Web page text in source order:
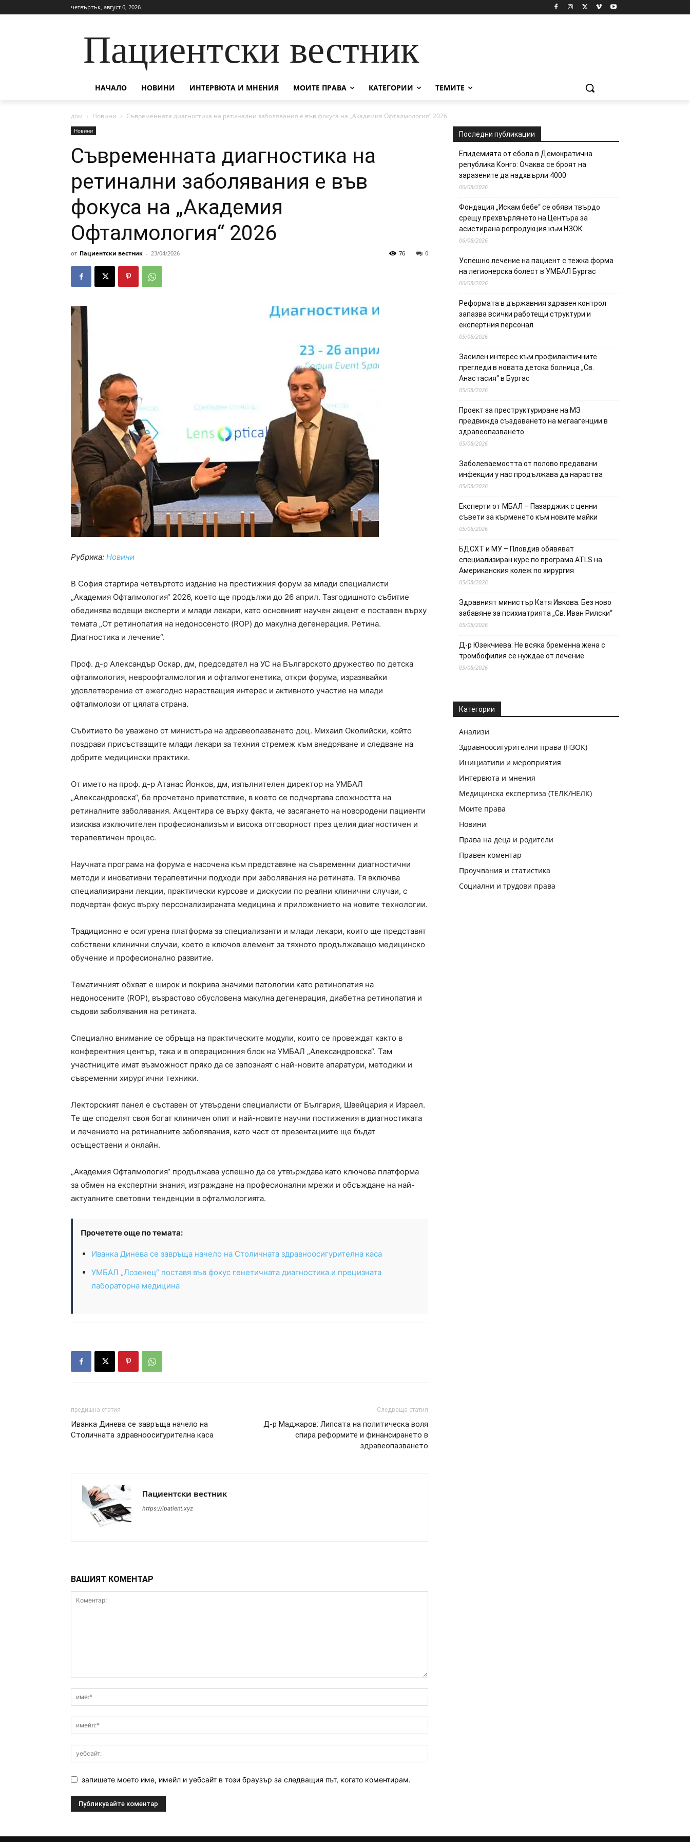
четвъртък, август 6, 2026
Пациентски вестник
НАЧАЛО НОВИНИ ИНТЕРВЮТА И МНЕНИЯ МОИТЕ ПРАВА КАТЕГОРИИ ТЕМИТЕ
дом Новини Съвременната диагностика на ретинални заболявания е във фокуса на „Академия Офталмология“ 2026
Новини
Съвременната диагностика на
ретинални заболявания е във
фокуса на „Академия
Офталмология“ 2026
от Пациентски вестник - 23/04/2026 0
76
Рубрика: Новини
В София стартира четвъртото издание на престижния форум за млади специалисти
„Академия Офталмология“ 2026, което ще продължи до 26 април. Тазгодишното събитие
обединява водещи експерти и млади лекари, като основният научен акцент е поставен върху
темата „От ретинопатия на недоносеното (ROP) до макулна дегенерация. Ретина.
Диагностика и лечение“.
Проф. д-р Александър Оскар, дм, председател на УС на Българското дружество по детска
офталмология, невроофталмология и офталмогенетика, откри форума, изразявайки
удовлетворение от ежегодно нарастващия интерес и активното участие на млади
офталмолози от цялата страна.
Събитието бе уважено от министъра на здравеопазването доц. Михаил Околийски, който
поздрави присъстващите млади лекари за техния стремеж към внедряване и следване на
добрите медицински практики.
От името на проф. д-р Атанас Йонков, дм, изпълнителен директор на УМБАЛ
„Александровска“, бе прочетено приветствие, в което се подчертава сложността на
ретиналните заболявания. Акцентира се върху факта, че засягането на новородени пациенти
изисква изключителен професионализъм и висока отговорност през целия диагностичен и
терапевтичен процес.
Научната програма на форума е насочена към представяне на съвременни диагностични
методи и иновативни терапевтични подходи при заболявания на ретината. Тя включва
специализирани лекции, практически курсове и дискусии по реални клинични случаи, с
подчертан фокус върху персонализираната медицина и приложението на новите технологии.
Традиционно е осигурена платформа за специализанти и млади лекари, които ще представят
собствени клинични случаи, което е ключов елемент за тяхното продължаващо медицинско
обучение и професионално развитие.
Тематичният обхват е широк и покрива значими патологии като ретинопатия на
недоносените (ROP), възрастово обусловена макулна дегенерация, диабетна ретинопатия и
съдови заболявания на ретината.
Специално внимание се обръща на практическите модули, които се провеждат както в
конферентния център, така и в операционния блок на УМБАЛ „Александровска“. Там
участниците имат възможност пряко да се запознаят с най-новите апаратури, методики и
съвременни хирургични техники.
Лекторският панел е съставен от утвърдени специалисти от България, Швейцария и Израел.
Те ще споделят своя богат клиничен опит и най-новите научни постижения в диагностиката
и лечението на ретиналните заболявания, като част от презентациите ще бъдат
осъществени и онлайн.
„Академия Офталмология“ продължава успешно да се утвърждава като ключова платформа
за обмен на експертни знания, изграждане на професионални мрежи и обсъждане на най-
актуалните световни тенденции в офталмологията.
Прочетете още по темата:
Иванка Динева се завръща начело на Столичната здравноосигурителна каса
УМБАЛ „Лозенец“ поставя във фокус генетичната диагностика и прецизната
лабораторна медицина
предишна статия
Иванка Динева се завръща начело на
Столичната здравноосигурителна каса
Следваща статия
Д-р Маджаров: Липсата на политическа воля
спира реформите и финансирането в
здравеопазването
Пациентски вестник
https://ipatient.xyz
ВАШИЯТ КОМЕНТАР
запишете моето име, имейл и уебсайт в този браузър за следващия път, когато коментирам.
Последни публикации
Епидемията от ебола в Демократична
република Конго: Очаква се броят на
заразените да надхвърли 4000
06/08/2026
Фондация „Искам бебе“ се обяви твърдо
срещу прехвърлянето на Центъра за
асистирана репродукция към НЗОК
06/08/2026
Успешно лечение на пациент с тежка форма
на легионерска болест в УМБАЛ Бургас
06/08/2026
Реформата в държавния здравен контрол
запазва всички работещи структури и
експертния персонал
05/08/2026
Засилен интерес към профилактичните
прегледи в новата детска болница „Св.
Анастасия“ в Бургас
05/08/2026
Проект за преструктуриране на МЗ
предвижда създаването на мегаагенции в
здравеопазването
05/08/2026
Заболеваемостта от полово предавани
инфекции у нас продължава да нараства
05/08/2026
Експерти от МБАЛ – Пазарджик с ценни
съвети за кърменето към новите майки
05/08/2026
БДСХТ и МУ – Пловдив обявяват
специализиран курс по програма ATLS на
Американския колеж по хирургия
05/08/2026
Здравният министър Катя Ивкова: Без ново
забавяне за психиатрията „Св. Иван Рилски“
05/08/2026
Д-р Юзекчиева: Не всяка бременна жена с
тромбофилия се нуждае от лечение
05/08/2026
Категории
Анализи
Здравноосигурителни права (НЗОК)
Инициативи и мероприятия
Интервюта и мнения
Медицинска експертиза (ТЕЛК/НЕЛК)
Моите права
Новини
Права на деца и родители
Правен коментар
Проучвания и статистика
Социални и трудови права